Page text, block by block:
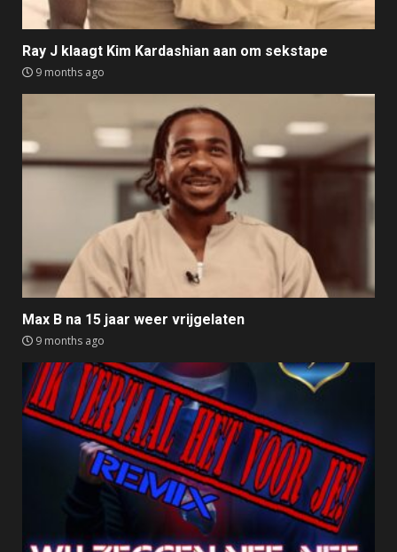
Ray J klaagt Kim Kardashian aan om sekstape
9 months ago
Max B na 15 jaar weer vrijgelaten
9 months ago